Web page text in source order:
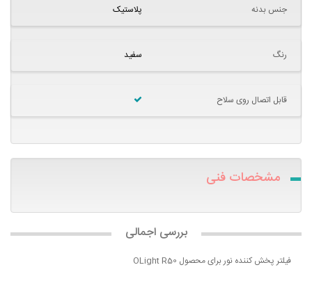
جنس بدنه پلاستیک
رنگ سفید
قابل اتصال روی سلاح
مشخصات فنی
بررسی اجمالی
فیلتر پخش کننده نور برای محصول OLight R50